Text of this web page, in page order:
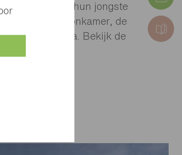
vertrek van hun jongste
met de woonkamer, de
hun grote villa. Bekijk de